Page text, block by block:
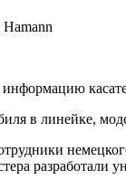
в линейке,
разработали